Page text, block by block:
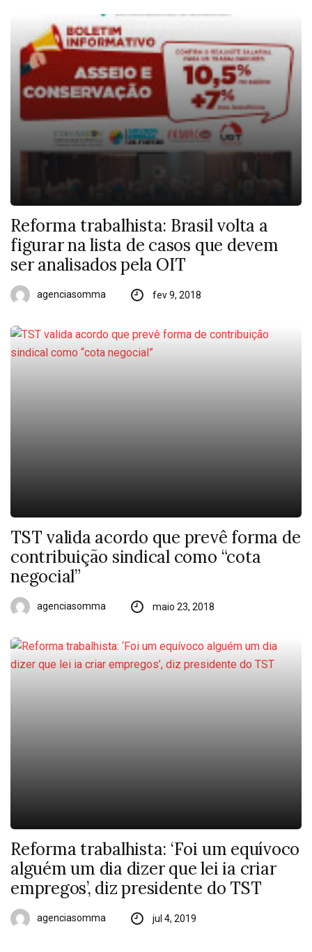
Reforma trabalhista: Brasil volta a
figurar na lista de casos que devem
ser analisados pela OIT
agenciasomma fev 9, 2018
TST valida acordo que prevê forma de
contribuição sindical como “cota
negocial”
agenciasomma maio 23, 2018
Reforma trabalhista: ‘Foi um equívoco
alguém um dia dizer que lei ia criar
empregos’, diz presidente do TST
agenciasomma jul 4, 2019